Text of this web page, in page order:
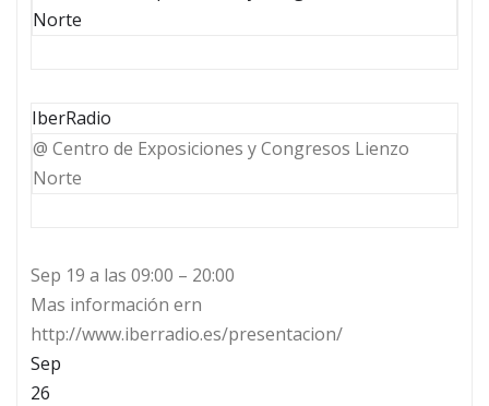
Norte
IberRadio
@ Centro de Exposiciones y Congresos Lienzo
Norte
Sep 19 a las 09:00 – 20:00
Mas información ern
http://www.iberradio.es/presentacion/
Sep
26